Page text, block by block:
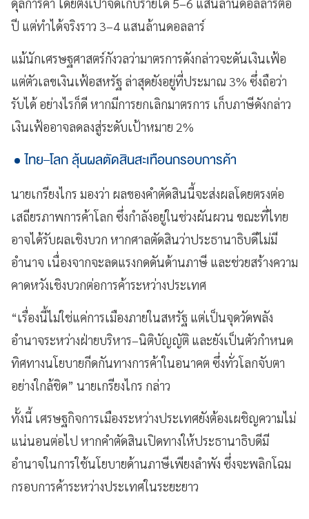
ปี แต่ทำได้จริงราว 3–4 แสนล้านดอลลาร์
แม้นักเศรษฐศาสตร์กังวลว่ามาตรการดังกล่าวจะดันเงินเฟ้อ
แต่ตัวเลขเงินเฟ้อสหรัฐ ล่าสุดยังอยู่ที่ประมาณ 3% ซึ่งถือว่า
รับได้ อย่างไรก็ดี หากมีการยกเลิกมาตรการ เก็บภาษีดังกล่าว
เงินเฟ้ออาจลดลงสู่ระดับเป้าหมาย 2%
ไทย–โลก ลุ้นผลตัดสินสะเทือนกรอบการค้า
นายเกรียงไกร มองว่า ผลของคำตัดสินนี้จะส่งผลโดยตรงต่อ
เสถียรภาพการค้าโลก ซึ่งกำลังอยู่ในช่วงผันผวน ขณะที่ไทย
อาจได้รับผลเชิงบวก หากศาลตัดสินว่าประธานาธิบดีไม่มี
อำนาจ เนื่องจากจะลดแรงกดดันด้านภาษี และช่วยสร้างความ
คาดหวังเชิงบวกต่อการค้าระหว่างประเทศ
“เรื่องนี้ไม่ใช่แค่การเมืองภายในสหรัฐ แต่เป็นจุดวัดพลัง
อำนาจระหว่างฝ่ายบริหาร–นิติบัญญัติ และยังเป็นตัวกำหนด
ทิศทางนโยบายกีดกันทางการค้าในอนาคต ซึ่งทั่วโลกจับตา
อย่างใกล้ชิด” นายเกรียงไกร กล่าว
ทั้งนี้ เศรษฐกิจการเมืองระหว่างประเทศยังต้องเผชิญความไม่
แน่นอนต่อไป หากคำตัดสินเปิดทางให้ประธานาธิบดีมี
อำนาจในการใช้นโยบายด้านภาษีเพียงลำพัง ซึ่งจะพลิกโฉม
กรอบการค้าระหว่างประเทศในระยะยาว